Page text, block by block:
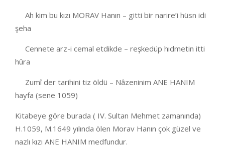
Ah kim bu kızı MORAV Hanın – gitti bir narire’i hüsn idi
şeha
Cennete arz-i cemal etdikde – reşkedüp hıdmetin itti
hûra
Zumî der tarihini tiz öldü – Nâzeninim ANE HANIM
hayfa (sene 1059)
Kitabeye göre burada ( IV. Sultan Mehmet zamanında)
H.1059, M.1649 yılında ölen Morav Hanın çok güzel ve
nazlı kızı ANE HANIM medfundur.